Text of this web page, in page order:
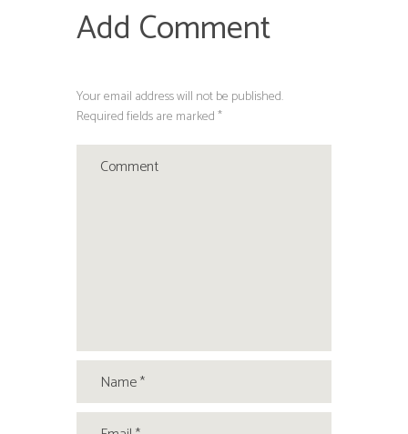
Add Comment
Your email address will not be published.
Required fields are marked *